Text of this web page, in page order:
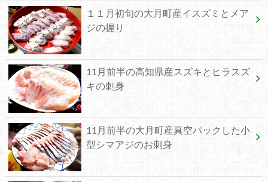
１１月初旬の大月町産イスズミとメア
ジの握り
11月前半の高知県産スズキとヒラスズ
キの刺身
11月前半の大月町産真空パックした小
型シマアジのお刺身